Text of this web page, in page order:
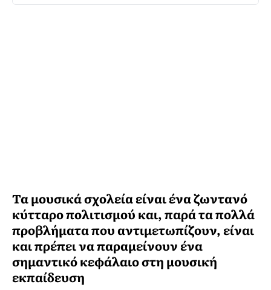
Τα μουσικά σχολεία είναι ένα ζωντανό
κύτταρο πολιτισμού και, παρά τα πολλά
προβλήματα που αντιμετωπίζουν, είναι
και πρέπει να παραμείνουν ένα
σημαντικό κεφάλαιο στη μουσική
εκπαίδευση